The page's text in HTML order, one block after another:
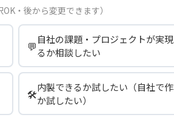
・後から変更できます）
💬自社の課題・プロジェクトが実
るか相談したい
🛠️内製できるか試したい（自社で
か試したい）